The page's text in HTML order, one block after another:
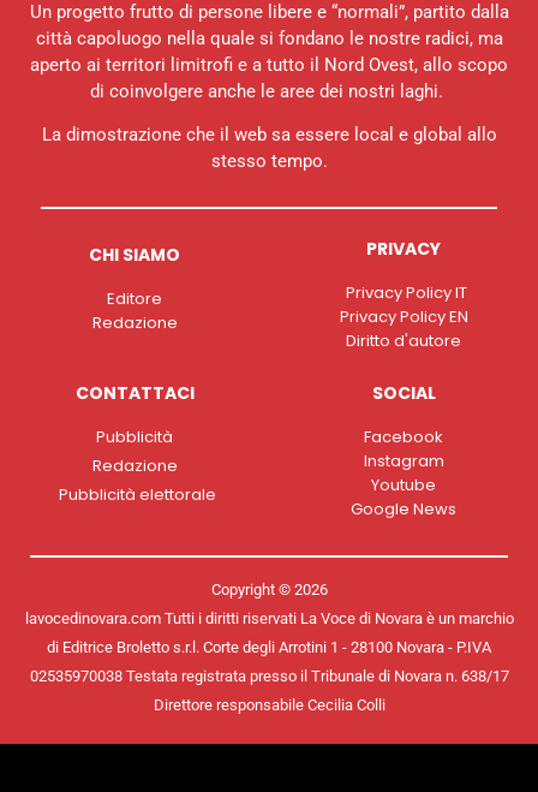
Un progetto frutto di persone libere e “normali”, partito dalla
città capoluogo nella quale si fondano le nostre radici, ma
aperto ai territori limitrofi e a tutto il Nord Ovest, allo scopo
di coinvolgere anche le aree dei nostri laghi.
La dimostrazione che il web sa essere local e global allo
stesso tempo.
CHI SIAMO
Editore
Redazione
PRIVACY
Privacy Policy IT
Privacy Policy EN
Diritto d'autore
CONTATTACI
Pubblicità
Redazione
Pubblicità elettorale
SOCIAL
Facebook
Instagram
Youtube
Google News
Copyright © 2026
lavocedinovara.com Tutti i diritti riservati La Voce di Novara è un marchio
di Editrice Broletto s.r.l. Corte degli Arrotini 1 - 28100 Novara - P.IVA
02535970038 Testata registrata presso il Tribunale di Novara n. 638/17
Direttore responsabile Cecilia Colli